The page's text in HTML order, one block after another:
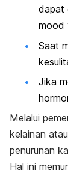
dapat
mood
Saat
Jika
Melalui
kelainan
penurunan
Hal ini